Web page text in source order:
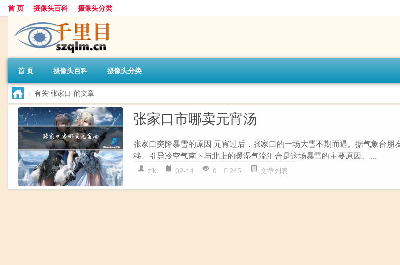
首 页 摄像头百科 摄像头分类
首 页 摄像头百科 摄像头分类
> 有关“张家口”的文章
张家口市哪卖元宵汤
张家口突降暴雪的原因 元宵过后，张家口的一场大雪不期而遇。据气象台朋
移。引导冷空气南下与北上的暖湿气流汇合是这场暴雪的主要原因。 ...
zjk 02-14 0 245 文章列表